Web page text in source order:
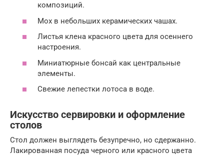
композиций.
Мох в небольших керамических чашах.
Листья клена красного цвета для осеннего
настроения.
Миниатюрные бонсай как центральные
элементы.
Свежие лепестки лотоса в воде.
Искусство сервировки и оформление
столов
Стол должен выглядеть безупречно, но сдержанно.
Лакированная посуда черного или красного цвета